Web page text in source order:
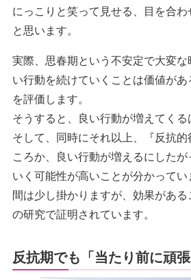
にっこりと笑って見せる、目を合
と思います。
実際、思春期という不安定で大変
い行動を続けていくことは価値が
を評価します。
そうすると、良い行動が増えてくる
そして、同時にそれ以上、『反抗
ころか、良い行動が増えるにした
いく可能性が高いことが分かって
間は少し掛かりますが、効果があ
の研究で証明されています。
反抗期でも「当たり前に頑